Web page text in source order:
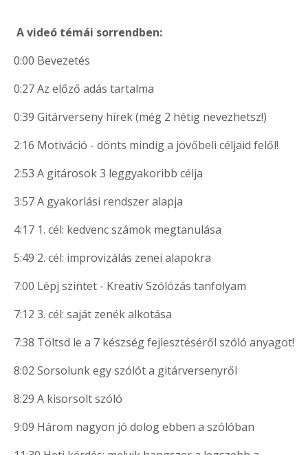
A videó témái sorrendben:
0:00 Bevezetés
0:27 Az előző adás tartalma
0:39 Gitárverseny hírek (még 2 hétig nevezhetsz!)
2:16 Motiváció - dönts mindig a jövőbeli céljaid felől!
2:53 A gitárosok 3 leggyakoribb célja
3:57 A gyakorlási rendszer alapja
4:17 1. cél: kedvenc számok megtanulása
5:49 2. cél: improvizálás zenei alapokra
7:00 Lépj szintet - Kreatív Szólózás tanfolyam
7:12 3. cél: saját zenék alkotása
7:38 Töltsd le a 7 készség fejlesztéséről szóló anyagot!
8:02 Sorsolunk egy szólót a gitárversenyről
8:29 A kisorsolt szóló
9:09 Három nagyon jó dolog ebben a szólóban